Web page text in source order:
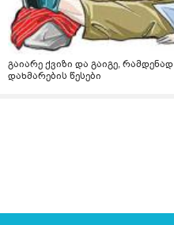
გაიარე ქვიზი და გაიგე,
დახმარების წესები